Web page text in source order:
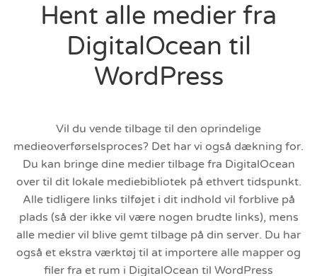
Hent alle medier fra
DigitalOcean til
WordPress
Vil du vende tilbage til den oprindelige
medieoverførselsproces? Det har vi også dækning for.
Du kan bringe dine medier tilbage fra DigitalOcean
over til dit lokale mediebibliotek på ethvert tidspunkt.
Alle tidligere links tilføjet i dit indhold vil forblive på
plads (så der ikke vil være nogen brudte links), mens
alle medier vil blive gemt tilbage på din server. Du har
også et ekstra værktøj til at importere alle mapper og
filer fra et rum i DigitalOcean til WordPress